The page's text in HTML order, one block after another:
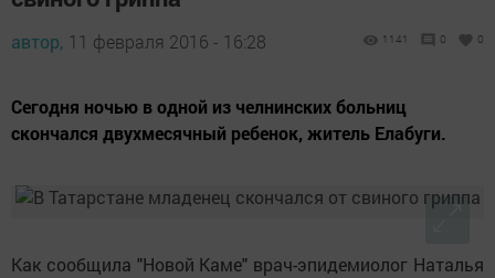
автор, 11 февраля 2016 - 16:28 1141 0 0
Сегодня ночью в одной из челнинских больниц
скончался двухмесячный ребенок, житель Елабуги.
Как сообщила "Новой Каме" врач-эпидемиолог Наталья